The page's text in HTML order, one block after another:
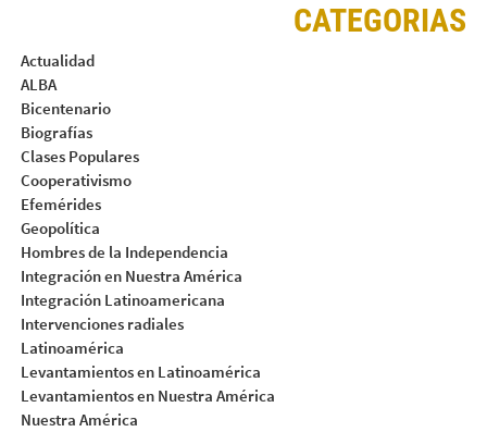
CATEGORIAS
Actualidad
ALBA
Bicentenario
Biografías
Clases Populares
Cooperativismo
Efemérides
Geopolítica
Hombres de la Independencia
Integración en Nuestra América
Integración Latinoamericana
Intervenciones radiales
Latinoamérica
Levantamientos en Latinoamérica
Levantamientos en Nuestra América
Nuestra América